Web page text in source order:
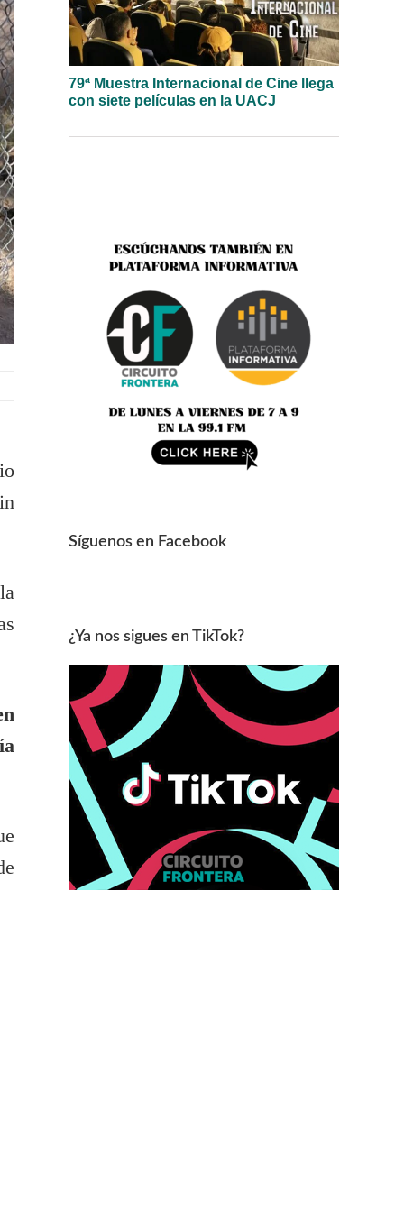
79ª Muestra Internacional de Cine llega
con siete películas en la UACJ
Síguenos en Facebook
¿Ya nos sigues en TikTok?